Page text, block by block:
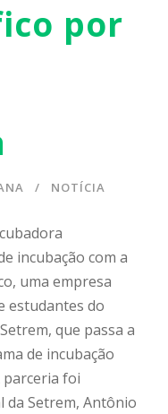
por
NOTÍCIA
incubação com a
uma empresa
estudantes do
que passa a
de incubação
parceria foi
Setrem, Antônio